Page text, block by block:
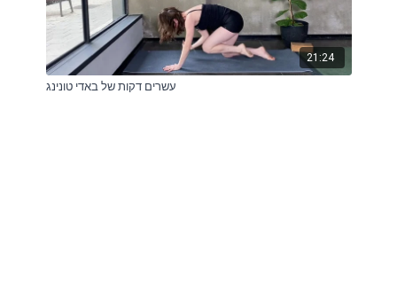
21:24
עשרים דקות של באדי טונינג